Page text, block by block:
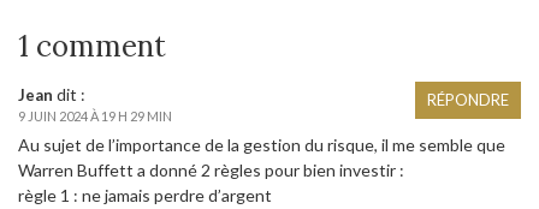
1 comment
Jean dit :
9 JUIN 2024 À 19 H 29 MIN
Au sujet de l’importance de la gestion du risque, il me semble que
Warren Buffett a donné 2 règles pour bien investir :
règle 1 : ne jamais perdre d’argent
RÉPONDRE